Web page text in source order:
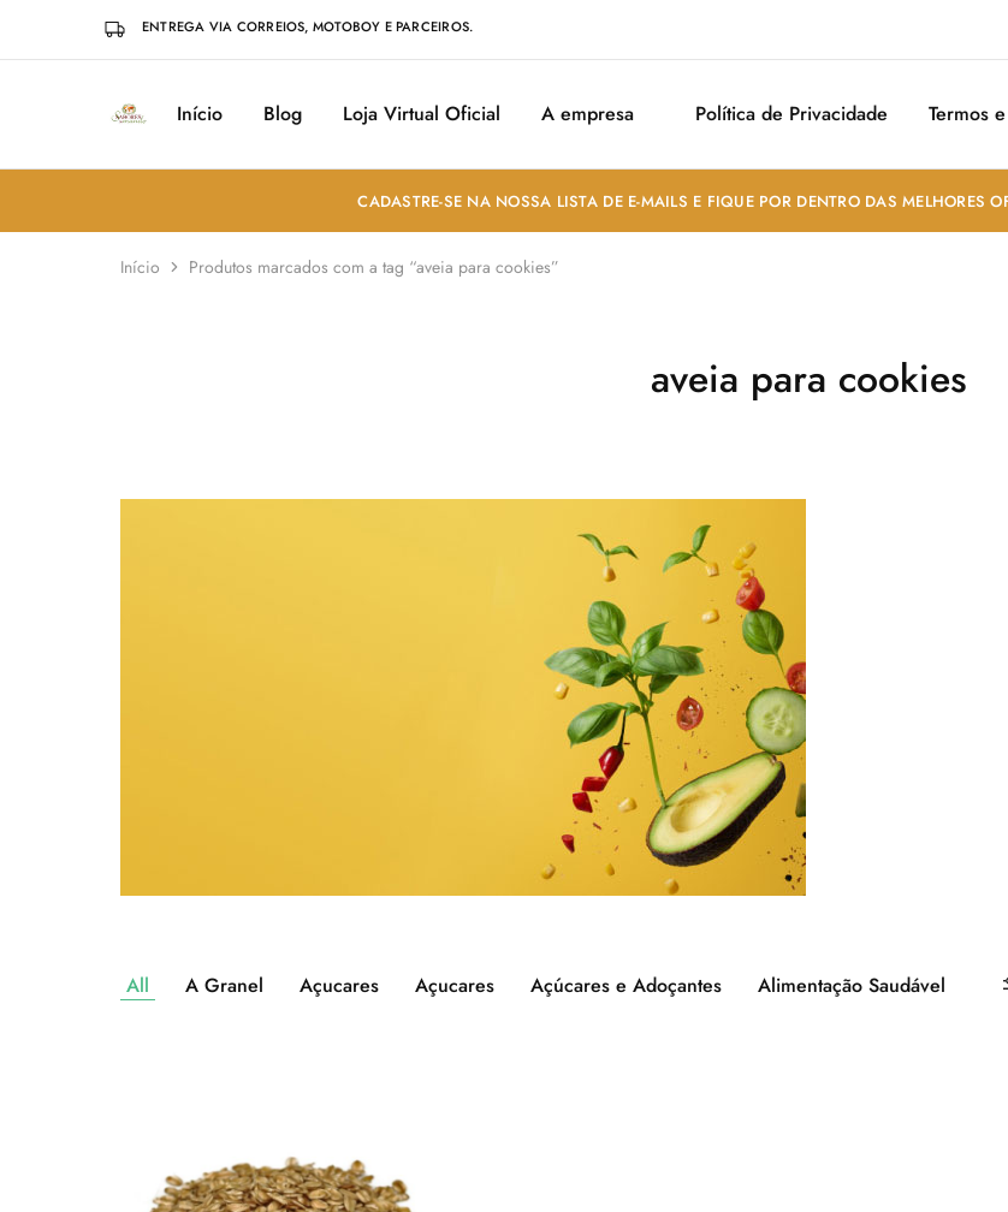
ENTREGA VIA CORREIOS, MOTOBOY E PARCEIROS.
Sabores
Sua
Temperos
em
João
Pessoa
Início Blog Loja Virtual Oficial A empresa Política de Privacidade Termos
CADASTRE-SE NA NOSSA LISTA DE E-MAILS E FIQUE POR DENTRO DAS MELHORES
Início Produtos marcados com a tag “aveia para cookies”
aveia para cookies
All A Granel Açucares Açucares Açúcares e Adoçantes Alimentação Saudável